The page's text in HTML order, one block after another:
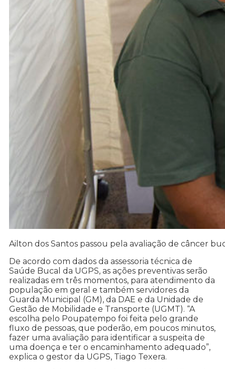
Ailton dos Santos passou pela avaliação de câncer
De acordo com dados da assessoria técnica de
Saúde Bucal da UGPS, as ações preventivas serão
realizadas em três momentos, para atendimento da
população em geral e também servidores da
Guarda Municipal (GM), da DAE e da Unidade de
Gestão de Mobilidade e Transporte (UGMT). “A
escolha pelo Poupatempo foi feita pelo grande
fluxo de pessoas, que poderão, em poucos minutos,
fazer uma avaliação para identificar a suspeita de
uma doença e ter o encaminhamento adequado”,
explica o gestor da UGPS, Tiago Texera.